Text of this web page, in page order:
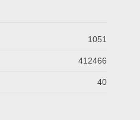
1051
412466
40